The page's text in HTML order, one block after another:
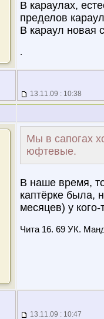
В караулах,
пределов
В караул новая
.
13.11.09 : 10:38
Мы в сапогах
юфтевые.
В наше время,
каптёрке была,
месяцев) у
Чита 16. 69 УК.
13.11.09 : 10:47